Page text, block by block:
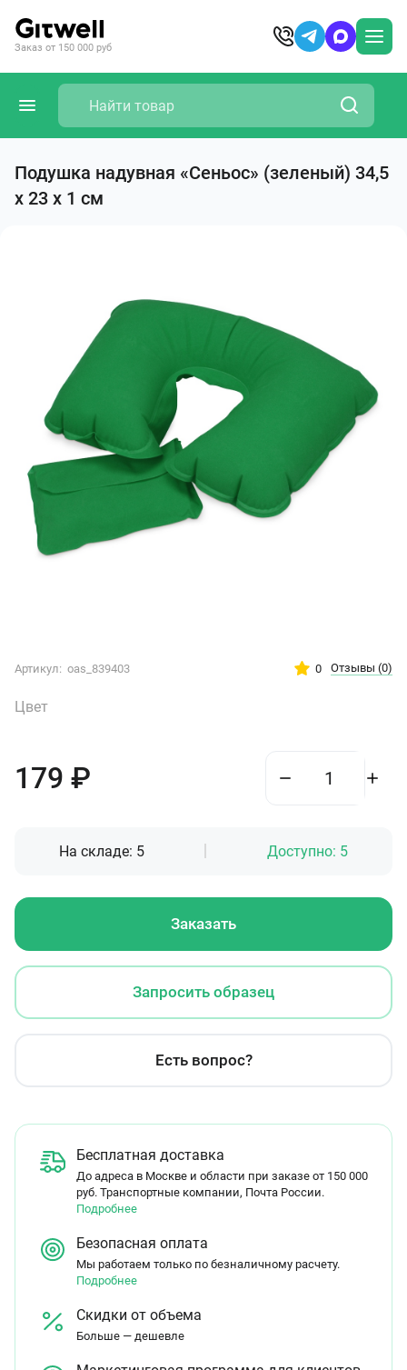
Заказ от 150 000 руб
Подушка надувная «Сеньос» (зеленый) 34,5
х 23 х 1 см
Артикул: oas_839403 0 Отзывы (0)
Цвет
179 ₽
На складе: 5 Доступно: 5
Заказать
Запросить образец
Есть вопрос?
Бесплатная доставка
До адреса в Москве и области при заказе от 150 000
руб. Транспортные компании, Почта России.
Подробнее
Безопасная оплата
Мы работаем только по безналичному расчету.
Подробнее
Скидки от объема
Больше — дешевле